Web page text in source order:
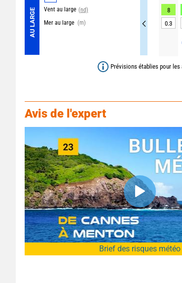
AU LARGE Vent au large (nd)
Mer au large (m)
8
0.3
Prévisions établies pour les
Avis de l'expert
Brief des risques météo